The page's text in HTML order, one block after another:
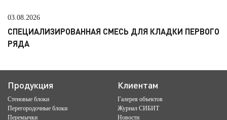
03.08.2026
СПЕЦИАЛИЗИРОВАННАЯ СМЕСЬ ДЛЯ КЛАДКИ ПЕРВОГО
РЯДА
Продукция
Стеновые блоки
Перегородочные блоки
Перемычки
Клиентам
Галерея объектов
Журнал СИБИТ
Новости